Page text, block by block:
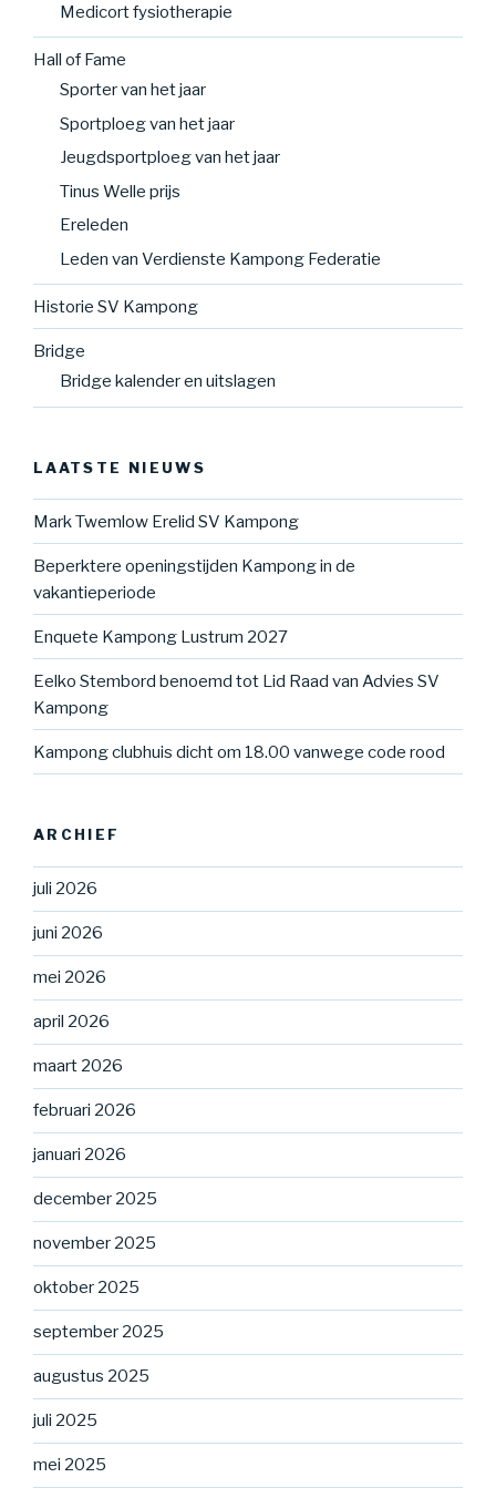
Medicort fysiotherapie
Hall of Fame
Sporter van het jaar
Sportploeg van het jaar
Jeugdsportploeg van het jaar
Tinus Welle prijs
Ereleden
Leden van Verdienste Kampong Federatie
Historie SV Kampong
Bridge
Bridge kalender en uitslagen
LAATSTE NIEUWS
Mark Twemlow Erelid SV Kampong
Beperktere openingstijden Kampong in de
vakantieperiode
Enquete Kampong Lustrum 2027
Eelko Stembord benoemd tot Lid Raad van Advies SV
Kampong
Kampong clubhuis dicht om 18.00 vanwege code rood
ARCHIEF
juli 2026
juni 2026
mei 2026
april 2026
maart 2026
februari 2026
januari 2026
december 2025
november 2025
oktober 2025
september 2025
augustus 2025
juli 2025
mei 2025